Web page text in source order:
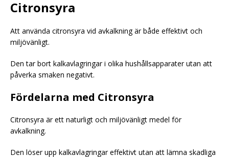
Citronsyra
Att använda citronsyra vid avkalkning är både effektivt och
miljövänligt.
Den tar bort kalkavlagringar i olika hushållsapparater utan att
påverka smaken negativt.
Fördelarna med Citronsyra
Citronsyra är ett naturligt och miljövänligt medel för
avkalkning.
Den löser upp kalkavlagringar effektivt utan att lämna skadliga